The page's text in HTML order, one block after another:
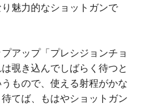
魅力的なショットガンで
アップ「プレシジョンチョ
覗き込んでしばらく待つと
もので、使える射程がかな
てば、もはやショットガン